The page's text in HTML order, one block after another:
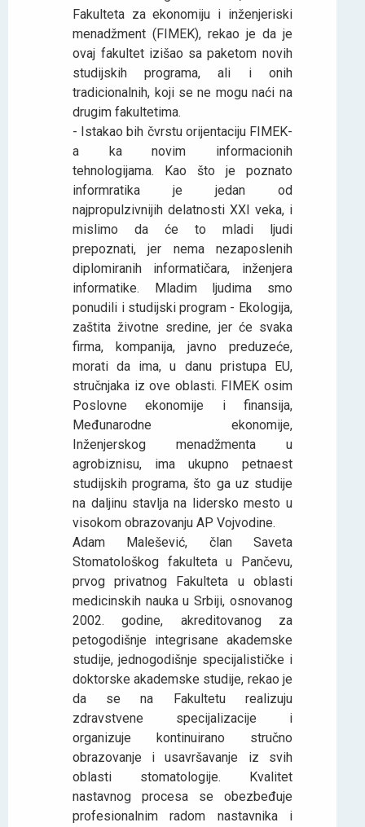
Fakulteta za ekonomiju i inženjeriski
menadžment (FIMEK), rekao je da je
ovaj fakultet izišao sa paketom novih
studijskih programa, ali i onih
tradicionalnih, koji se ne mogu naći na
drugim fakultetima.
- Istakao bih čvrstu orijentaciju FIMEK-
a ka novim informacionih
tehnologijama. Kao što je poznato
informratika je jedan od
najpropulzivnijih delatnosti XXI veka, i
mislimo da će to mladi ljudi
prepoznati, jer nema nezaposlenih
diplomiranih informatičara, inženjera
informatike. Mladim ljudima smo
ponudili i studijski program - Ekologija,
zaštita životne sredine, jer će svaka
firma, kompanija, javno preduzeće,
morati da ima, u danu pristupa EU,
stručnjaka iz ove oblasti. FIMEK osim
Poslovne ekonomije i finansija,
Međunarodne ekonomije,
Inženjerskog menadžmenta u
agrobiznisu, ima ukupno petnaest
studijskih programa, što ga uz studije
na daljinu stavlja na lidersko mesto u
visokom obrazovanju AP Vojvodine.
Adam Malešević, član Saveta
Stomatološkog fakulteta u Pančevu,
prvog privatnog Fakulteta u oblasti
medicinskih nauka u Srbiji, osnovanog
2002. godine, akreditovanog za
petogodišnje integrisane akademske
studije, jednogodišnje specijalističke i
doktorske akademske studije, rekao je
da se na Fakultetu realizuju
zdravstvene specijalizacije i
organizuje kontinuirano stručno
obrazovanje i usavršavanje iz svih
oblasti stomatologije. Kvalitet
nastavnog procesa se obezbeđuje
profesionalnim radom nastavnika i